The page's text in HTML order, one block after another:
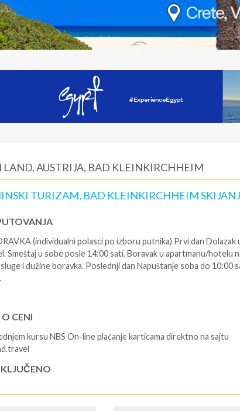
AUSTRIJA, BAD KLEINKIRCHHEIM
TURIZAM, BAD KLEINKIRCHHEIM
(individualni polasci po izboru putnika) Prvi dan Dolazak
Smeštaj u sobe posle 14:00 sati. Boravak u apartmanu/hotelu
i dužine boravka. Poslednji dan Napuštanje soba do 10:00
CENI
kursu NBS On-line plaćanje karticama direktno na sajtu